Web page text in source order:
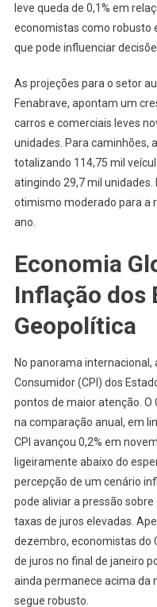
leve queda de 0,1% em
economistas como robusto
que pode influenciar
As projeções para o setor
Fenabrave, apontam um
carros e comerciais leves
unidades. Para caminhões,
totalizando 114,75 mil
atingindo 29,7 mil
otimismo moderado para a
ano.
Economia
Inflação dos
Geopolítica
No panorama internacional,
Consumidor (CPI) dos
pontos de maior atenção. O
na comparação anual, em
CPI avançou 0,2% em
ligeiramente abaixo do
percepção de um cenário
pode aliviar a pressão
taxas de juros elevadas.
dezembro, economistas do
de juros no final de janeiro
ainda permanece acima da
segue robusto.